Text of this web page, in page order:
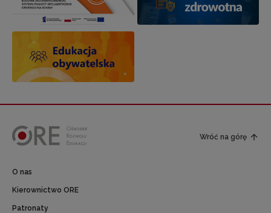
Wróć na górę
O nas
Kierownictwo ORE
Patronaty